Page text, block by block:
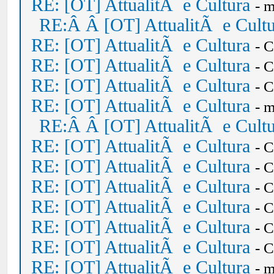
RE: [OT] AttualitÃ e Cultura -
RE:Â Â [OT] AttualitÃ e
RE: [OT] AttualitÃ e Cultura -
RE: [OT] AttualitÃ e Cultura -
RE: [OT] AttualitÃ e Cultura -
RE: [OT] AttualitÃ e Cultura -
RE:Â Â [OT] AttualitÃ e
RE: [OT] AttualitÃ e Cultura -
RE: [OT] AttualitÃ e Cultura -
RE: [OT] AttualitÃ e Cultura -
RE: [OT] AttualitÃ e Cultura -
RE: [OT] AttualitÃ e Cultura -
RE: [OT] AttualitÃ e Cultura -
RE: [OT] AttualitÃ e Cultura -